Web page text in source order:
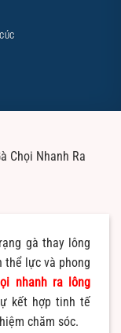
Chọi Nhanh Ra
gà thay lông
thể lực và phong
nhanh ra lông
kết hợp tinh tế
chăm sóc.